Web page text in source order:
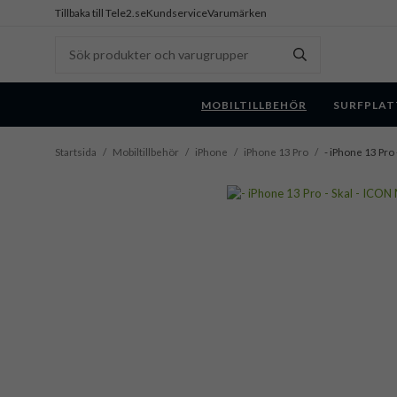
Tillbaka till Tele2.seKundserviceVarumärken
MOBILTILLBEHÖR
Startsida / Mobiltillbehör / iPhone / iPhone 13 Pro / - iPhone 13 Pro